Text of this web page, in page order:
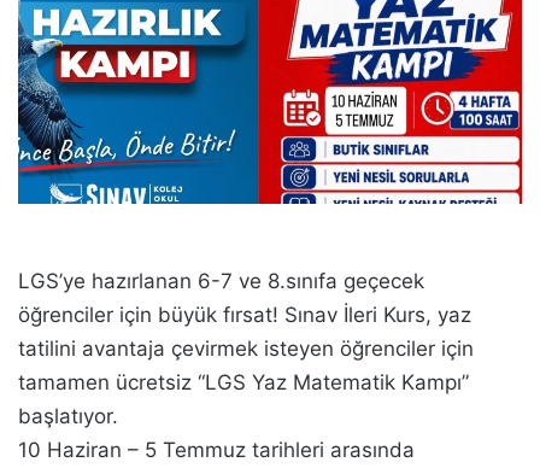
LGS’ye hazırlanan 6-7 ve 8.sınıfa geçecek
öğrenciler için büyük fırsat! Sınav İleri Kurs, yaz
tatilini avantaja çevirmek isteyen öğrenciler için
tamamen ücretsiz “LGS Yaz Matematik Kampı”
başlatıyor.
10 Haziran – 5 Temmuz tarihleri arasında